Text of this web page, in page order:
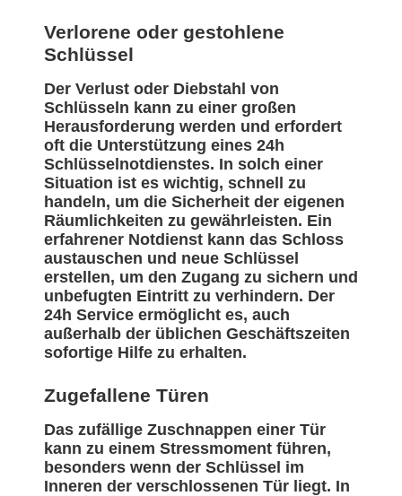
Verlorene oder gestohlene
Schlüssel
Der Verlust oder Diebstahl von
Schlüsseln kann zu einer großen
Herausforderung werden und erfordert
oft die Unterstützung eines 24h
Schlüsselnotdienstes. In solch einer
Situation ist es wichtig, schnell zu
handeln, um die Sicherheit der eigenen
Räumlichkeiten zu gewährleisten. Ein
erfahrener Notdienst kann das Schloss
austauschen und neue Schlüssel
erstellen, um den Zugang zu sichern und
unbefugten Eintritt zu verhindern. Der
24h Service ermöglicht es, auch
außerhalb der üblichen Geschäftszeiten
sofortige Hilfe zu erhalten.
Zugefallene Türen
Das zufällige Zuschnappen einer Tür
kann zu einem Stressmoment führen,
besonders wenn der Schlüssel im
Inneren der verschlossenen Tür liegt. In